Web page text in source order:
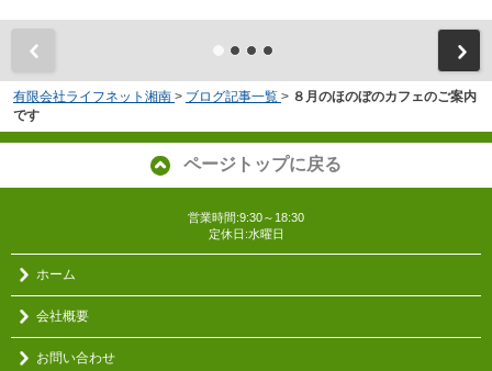
有限会社ライフネット湘南 > ブログ記事一覧 > ８月のほのぼのカフェのご案内
です
ページトップに戻る
営業時間:9:30～18:30
定休日:水曜日
ホーム
会社概要
お問い合わせ